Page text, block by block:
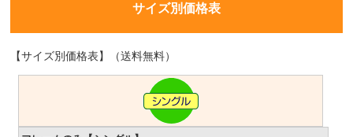
サイズ別価格表
【サイズ別価格表】（送料無料）